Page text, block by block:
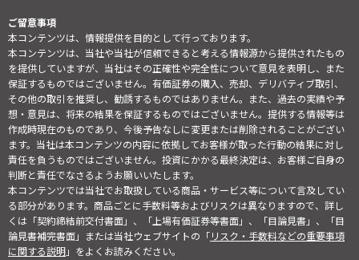
ご留意事項
本コンテンツは、情報提供を目的として行っております。
本コンテンツは、当社や当社が信頼できると考える情報源から提供されたもの
を提供していますが、当社はその正確性や完全性について意見を表明し、また
保証するものではございません。有価証券の購入、売却、デリバティブ取引、
その他の取引を推奨し、勧誘するものではありません。また、過去の実績や予
想・意見は、将来の結果を保証するものではございません。提供する情報等は
作成時現在のものであり、今後予告なしに変更または削除されることがござい
ます。当社は本コンテンツの内容に依拠してお客様が取った行動の結果に対し
責任を負うものではございません。投資にかかる最終決定は、お客様ご自身の
判断と責任でなさるようお願いいたします。
本コンテンツでは当社でお取扱している商品・サービス等について言及してい
る部分があります。商品ごとに手数料等およびリスクは異なりますので、詳し
くは「契約締結前交付書面」、「上場有価証券等書面」、「目論見書」、「目
論見書補完書面」または当社ウェブサイトの「リスク・手数料などの重要事項
に関する説明」をよくお読みください。